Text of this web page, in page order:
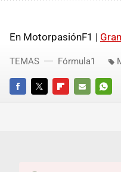
En MotorpasiónF1 |
FACEBOOKTWITTERFLIPBOARD
E-
TEMAS Fórmula1